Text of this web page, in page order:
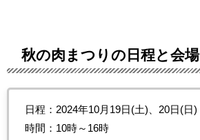
秋の肉まつりの日程と会場
日程：2024年10月19日(土)、20日(日)
時間：10時～16時